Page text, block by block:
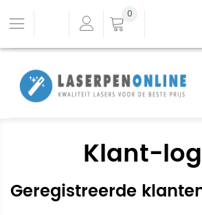
0
Klant-
Geregistreerde